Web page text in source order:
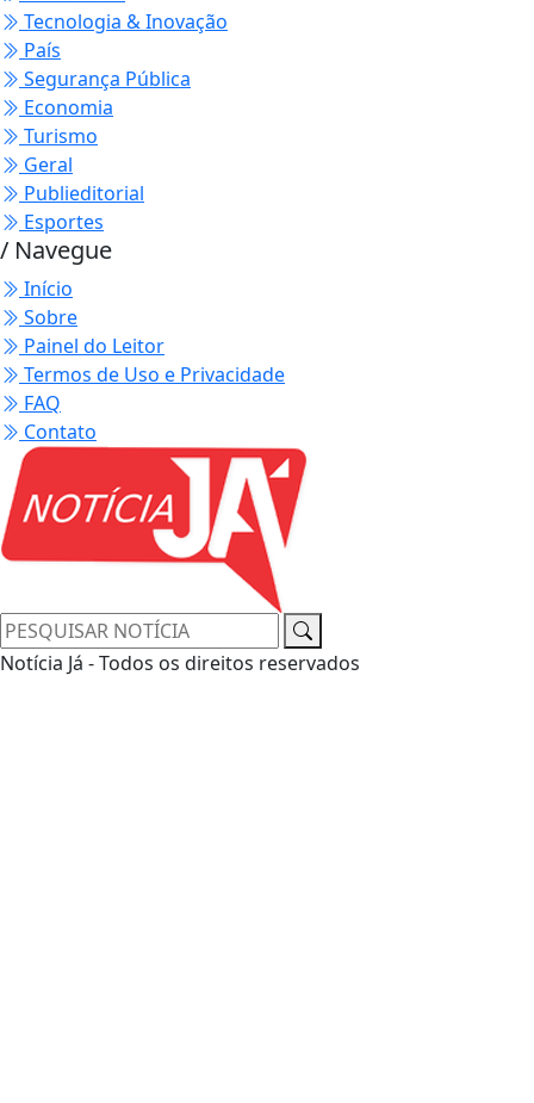
Tecnologia & Inovação
País
Segurança Pública
Economia
Turismo
Geral
Publieditorial
Esportes
/ Navegue
Início
Sobre
Painel do Leitor
Termos de Uso e Privacidade
FAQ
Contato
Notícia Já - Todos os direitos reservados